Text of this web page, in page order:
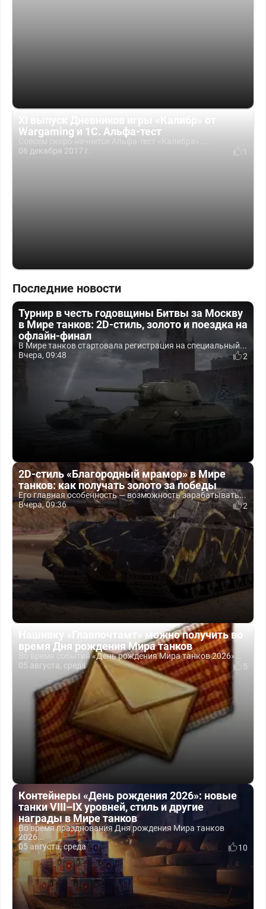
Wargaming и 1С. Альфа-тест
06 декабря 2017 г.
1
Последние новости
Турнир в честь годовщины Битвы за Москву
в Мире танков: 2D-стиль, золото и поездка на
офлайн-финал
В Мире танков стартовала регистрация на специальный...
Вчера, 09:48
2
2D-стиль «Благородный мрамор» в Мире
танков: как получать золото за победы
Его главная особенность — возможность зарабатывать...
Вчера, 09:36
2
Нашивку «Главпочтамт» можно получить во
время Дня рождения Мира танков
Во время события «День рождения Мира танков 2026»...
05 августа, среда
5
Контейнеры «День рождения 2026»: новые
танки VIII–IX уровней, стиль и другие
награды в Мире танков
Во время празднования Дня рождения Мира танков
2026...
05 августа, среда
10